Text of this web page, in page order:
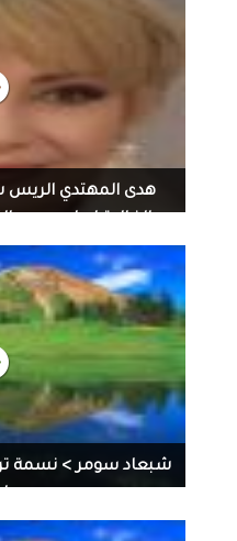
هدى المهتدي الريس
هدى المهتدي الريس شكري
احمد من الكويت التي
برامجي وحواراتي لبرنامجي
مع كبار الفنانات
تليفزيون الكويت
شبعاد سومر > ‏نسمة
شبعاد سومر > ‏نسمة